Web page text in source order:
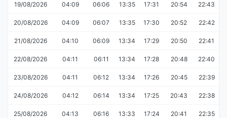
19/08/2026 04:09 06:06 13:35 17:31 20:54 22:43
20/08/2026 04:09 06:07 13:35 17:30 20:52 22:42
21/08/2026 04:10 06:09 13:34 17:29 20:50 22:41
22/08/2026 04:11 06:11 13:34 17:28 20:48 22:40
23/08/2026 04:11 06:12 13:34 17:26 20:45 22:39
24/08/2026 04:12 06:14 13:34 17:25 20:43 22:38
25/08/2026 04:13 06:16 13:33 17:24 20:41 22:35